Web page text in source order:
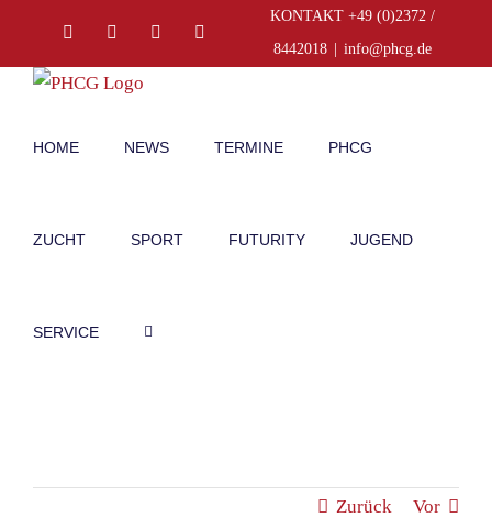
springen
FacebookInstagram
KONTAKT +49 (0)2372 /
8442018
info@phcg.de
HOME NEWS TERMINE PHCG
ZUCHT SPORT FUTURITY JUGEND
SERVICE
Zurück Vor